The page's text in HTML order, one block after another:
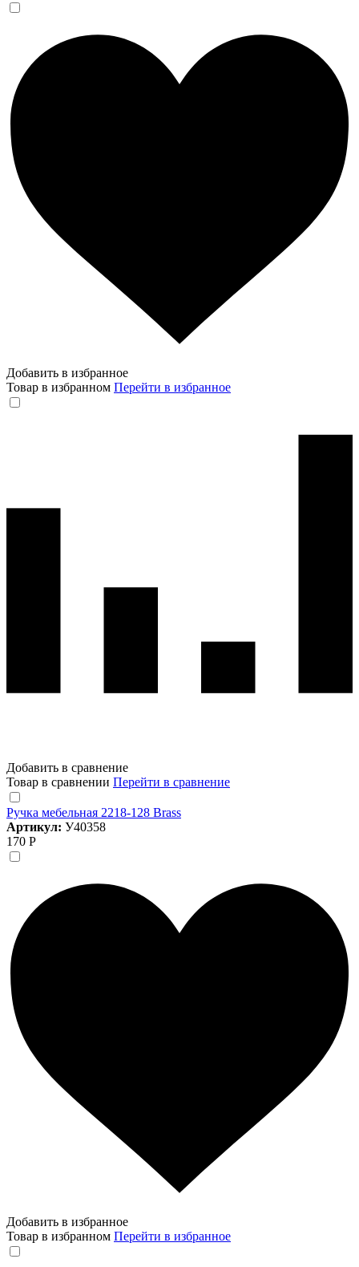
Добавить в избранное
Товар в избранном Перейти в избранное
Добавить в сравнение
Товар в сравнении Перейти в сравнение
Ручка мебельная 2218-128 Brass
Артикул: У40358
170 Р
Добавить в избранное
Товар в избранном Перейти в избранное